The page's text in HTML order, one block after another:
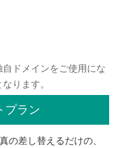
ドメインをご使用にな
ります。
プラン
の差し替えるだけの、